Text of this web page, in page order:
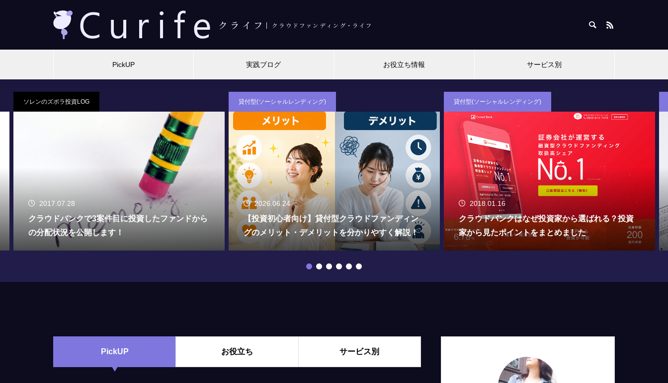
PickUP 実践ブログ お役立ち情報 サービス別
貸付型(ソーシャルレンディング)
2026.06.24
【投資初心者向け】貸付型クラウドファンディン
グのメリット・デメリットを分かりやすく解説！
貸付型(ソーシャルレンディング)
2018.01.16
クラウドバンクはなぜ投資家から選ばれる？投資
家から見たポイントをまとめました
よくある質問
2017.11.16
ソーシャルレンディングで20万円以上の利益が出
たら確定申告が必要です！
PickUP お役立ち サービス別